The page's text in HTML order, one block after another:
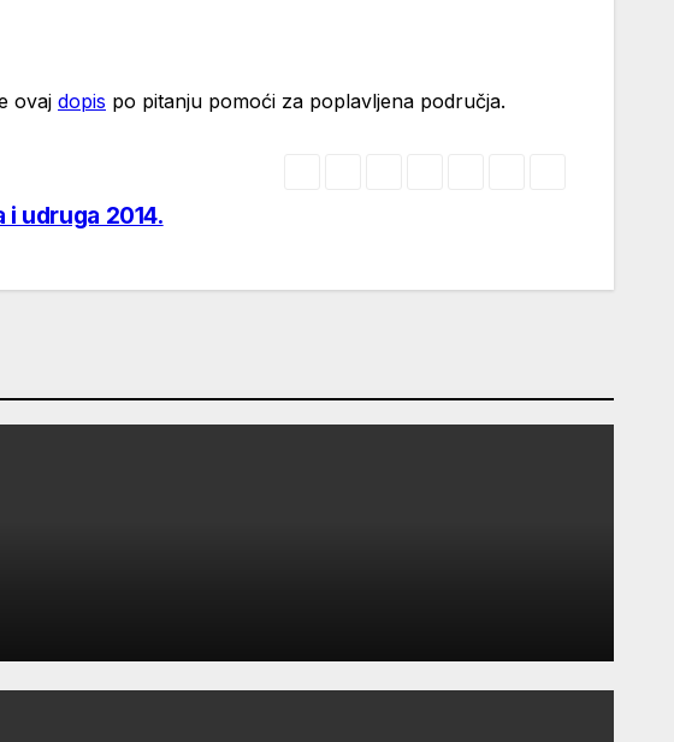
ovaj dopis po pitanju pomoći za poplavljena područja.
i udruga 2014.